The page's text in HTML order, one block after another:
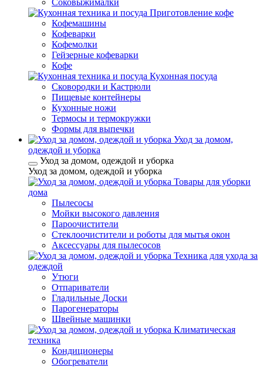
Соковыжималки
Приготовление кофе
Кофемашины
Кофеварки
Кофемолки
Гейзерные кофеварки
Кофе
Кухонная посуда
Сковородки и Кастрюли
Пищевые контейнеры
Кухонные ножи
Термосы и термокружки
Формы для выпечки
Уход за домом,
одеждой и уборка
Уход за домом, одеждой и уборка
Уход за домом, одеждой и уборка
Товары для уборки
дома
Пылесосы
Мойки высокого давления
Пароочистители
Стеклоочистители и роботы для мытья окон
Аксессуары для пылесосов
Техника для ухода за
одеждой
Утюги
Отпариватели
Гладильные Доски
Парогенераторы
Швейные машинки
Климатическая
техника
Кондиционеры
Обогреватели